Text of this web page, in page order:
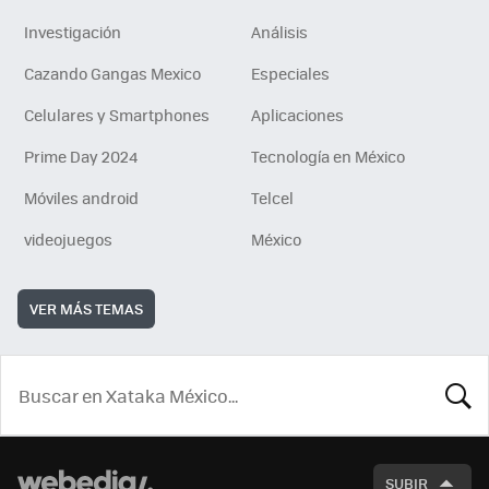
Investigación
Análisis
Cazando Gangas Mexico
Especiales
Celulares y Smartphones
Aplicaciones
Prime Day 2024
Tecnología en México
Móviles android
Telcel
videojuegos
México
VER MÁS TEMAS
SUBIR